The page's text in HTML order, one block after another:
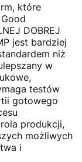
które
DOBREJ
jest bardziej
niż
w
testów
gotowego
produkcji,
możliwych
i